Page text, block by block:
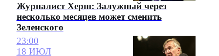
Журналист Херш: Залужный через
несколько месяцев может сменить
Зеленского
23:00
18 ИЮЛ